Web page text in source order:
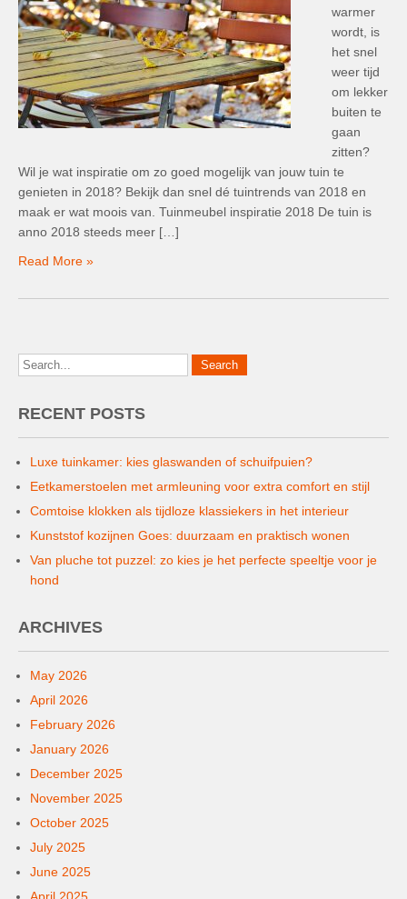
warmer
wordt, is
het snel
weer tijd
om lekker
buiten te
gaan
zitten?
Wil je wat inspiratie om zo goed mogelijk van jouw tuin te
genieten in 2018? Bekijk dan snel dé tuintrends van 2018 en
maak er wat moois van. Tuinmeubel inspiratie 2018 De tuin is
anno 2018 steeds meer […]
Read More »
RECENT POSTS
Luxe tuinkamer: kies glaswanden of schuifpuien?
Eetkamerstoelen met armleuning voor extra comfort en stijl
Comtoise klokken als tijdloze klassiekers in het interieur
Kunststof kozijnen Goes: duurzaam en praktisch wonen
Van pluche tot puzzel: zo kies je het perfecte speeltje voor je
hond
ARCHIVES
May 2026
April 2026
February 2026
January 2026
December 2025
November 2025
October 2025
July 2025
June 2025